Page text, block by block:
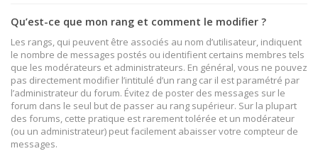
Qu’est-ce que mon rang et comment le modifier ?
Les rangs, qui peuvent être associés au nom d’utilisateur, indiquent
le nombre de messages postés ou identifient certains membres tels
que les modérateurs et administrateurs. En général, vous ne pouvez
pas directement modifier l’intitulé d’un rang car il est paramétré par
l’administrateur du forum. Évitez de poster des messages sur le
forum dans le seul but de passer au rang supérieur. Sur la plupart
des forums, cette pratique est rarement tolérée et un modérateur
(ou un administrateur) peut facilement abaisser votre compteur de
messages.